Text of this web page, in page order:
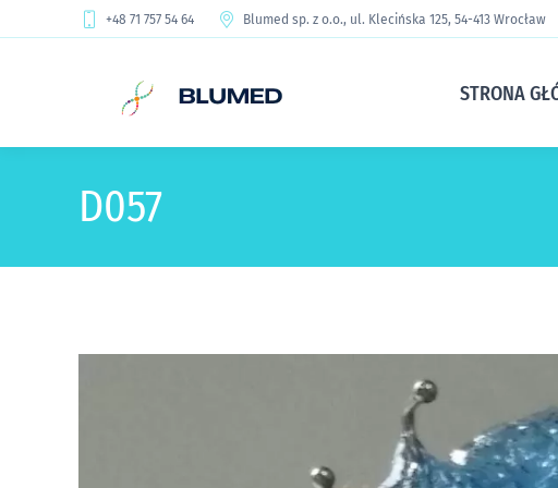
+48 71 757 54 64 Blumed sp. z o.o., ul. Klecińska 125, 54-413 Wrocław
STRONA
D057